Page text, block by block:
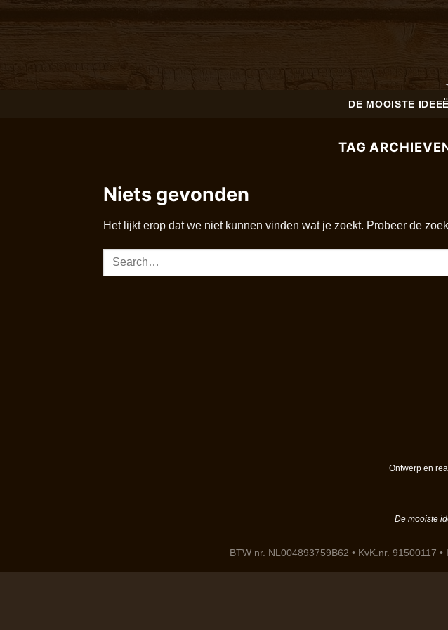
DE MOOISTE
TAG
Niets gevonden
Het lijkt erop dat we niet kunnen vinden wat je zoekt. Probeer de
Ontwerp en
De mooiste
BTW nr. NL004893759B62 • KvK.nr. 91500117